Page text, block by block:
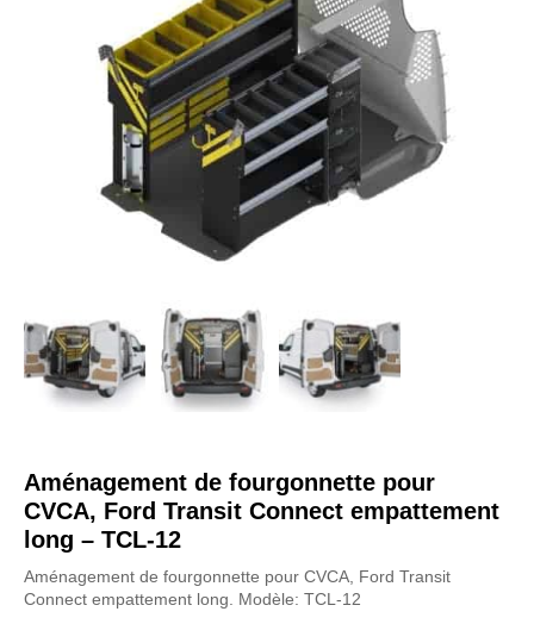
Aménagement de fourgonnette pour
CVCA, Ford Transit Connect empattement
long – TCL-12
Aménagement de fourgonnette pour CVCA, Ford Transit
Connect empattement long. Modèle: TCL-12